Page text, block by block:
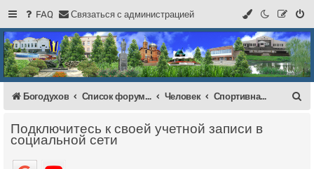
FAQ Связаться с администрацией
Регистрация
Форум Богодухова
Богодухов
Богодухов Список форумов Человек Спортивная жизнь
Подключитесь к своей учетной записи в
социальной сети